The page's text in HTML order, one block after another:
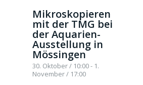
Mikroskopieren
mit der TMG bei
der Aquarien-
Ausstellung in
Mössingen
30. Oktober / 10:00- 1.
November / 17:00